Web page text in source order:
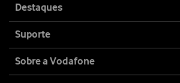
Destaques
Suporte
Sobre a Vodafone